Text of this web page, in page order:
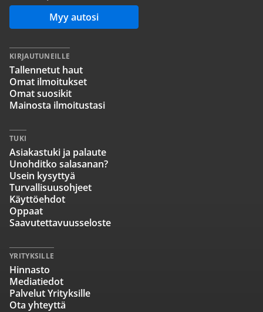
Myy autosi
KIRJAUTUNEILLE
Tallennetut haut
Omat ilmoitukset
Omat suosikit
Mainosta ilmoitustasi
TUKI
Asiakastuki ja palaute
Unohditko salasanan?
Usein kysyttyä
Turvallisuusohjeet
Käyttöehdot
Oppaat
Saavutettavuusseloste
YRITYKSILLE
Hinnasto
Mediatiedot
Palvelut Yrityksille
Ota yhteyttä